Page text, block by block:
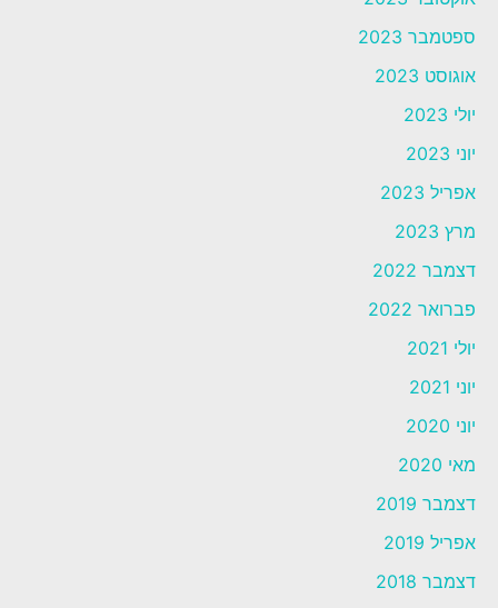
ספטמבר 2023
אוגוסט 2023
יולי 2023
יוני 2023
אפריל 2023
מרץ 2023
דצמבר 2022
פברואר 2022
יולי 2021
יוני 2021
יוני 2020
מאי 2020
דצמבר 2019
אפריל 2019
דצמבר 2018